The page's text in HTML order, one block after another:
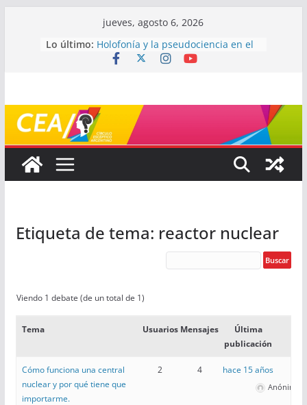
jueves, agosto 6, 2026
Lo último: Holofonía y la pseudociencia en el
audio
Mayéutica (o cómo debatir sin
terminar a los golpes)
Somos menos capaces de lo que
Etiqueta de tema: reactor nuclear
Viendo 1 debate (de un total de 1)
Tema Usuarios Mensajes
Última
publicación
Cómo funciona una central
nuclear y por qué tiene que
importarme.
2 4 hace 15 años
Anónimo